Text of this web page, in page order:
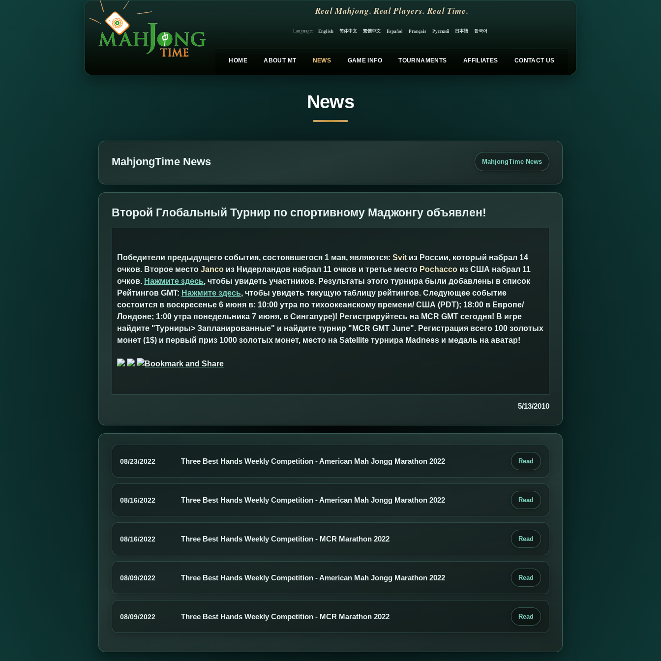
Real Mahjong. Real Players. Real Time.
Language: English 简体中文 繁體中文 Español Français Русский 日本語 한국어
HOME ABOUT MT NEWS GAME INFO TOURNAMENTS AFFILIATES CONTACT US
News
MahjongTime News MahjongTime News
Второй Глобальный Турнир по спортивному Маджонгу объявлен!
Победители предыдущего события, состоявшегося 1 мая, являются: Svit из России, который набрал 14
очков. Второе место Janco из Нидерландов набрал 11 очков и третье место Pochacco из США набрал 11
очков. Нажмите здесь, чтобы увидеть участников. Результаты этого турнира были добавлены в список
Рейтингов GMT: Нажмите здесь, чтобы увидеть текущую таблицу рейтингов. Следующее событие
состоится в воскресенье 6 июня в: 10:00 утра по тихоокеанскому времени/ США (PDT); 18:00 в Европе/
Лондоне; 1:00 утра понедельника 7 июня, в Сингапуре)! Регистрируйтесь на MCR GMT сегодня! В игре
найдите "Турниры> Запланированные" и найдите турнир "MCR GMT June". Регистрация всего 100 золотых
монет (1$) и первый приз 1000 золотых монет, место на Satellite турнира Madness и медаль на аватар!
5/13/2010
08/23/2022 Three Best Hands Weekly Competition - American Mah Jongg Marathon 2022 Read
08/16/2022 Three Best Hands Weekly Competition - American Mah Jongg Marathon 2022 Read
08/16/2022 Three Best Hands Weekly Competition - MCR Marathon 2022 Read
08/09/2022 Three Best Hands Weekly Competition - American Mah Jongg Marathon 2022 Read
08/09/2022 Three Best Hands Weekly Competition - MCR Marathon 2022 Read